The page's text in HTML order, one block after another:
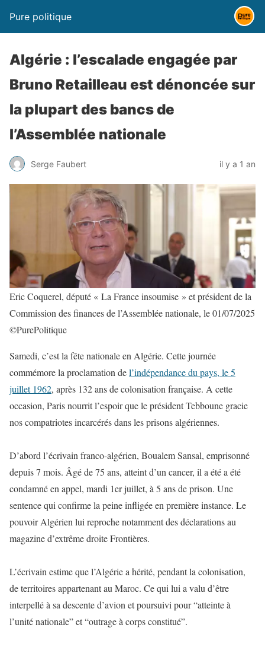
Pure politique
Algérie : l’escalade engagée par
Bruno Retailleau est dénoncée sur
la plupart des bancs de
l’Assemblée nationale
Serge Faubert il y a 1 an
Eric Coquerel, député « La France insoumise » et président de la
Commission des finances de l’Assemblée nationale, le 01/07/2025
©PurePolitique
Samedi, c’est la fête nationale en Algérie. Cette journée
commémore la proclamation del’indépendance du pays, le 5
juillet 1962, après 132 ans de colonisation française. A cette
occasion, Paris nourrit l’espoir que le président Tebboune gracie
nos compatriotes incarcérés dans les prisons algériennes.
D’abord l’écrivain franco-algérien, Boualem Sansal, emprisonné
depuis 7 mois. Âgé de 75 ans, atteint d’un cancer, il a été a été
condamné en appel, mardi 1er juillet, à 5 ans de prison. Une
sentence qui confirme la peine infligée en première instance. Le
pouvoir Algérien lui reproche notamment des déclarations au
magazine d’extrême droite Frontières.
L’écrivain estime que l’Algérie a hérité, pendant la colonisation,
de territoires appartenant au Maroc. Ce qui lui a valu d’être
interpellé à sa descente d’avion et poursuivi pour “atteinte à
l’unité nationale” et “outrage à corps constitué”.